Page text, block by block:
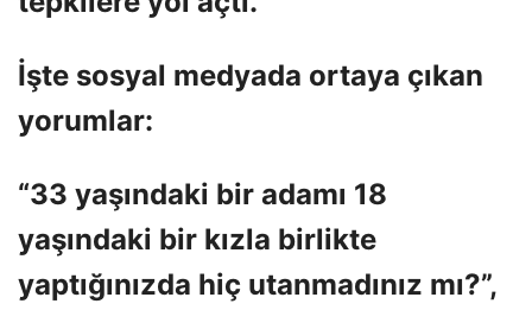
İşte sosyal medyada ortaya çıkan
yorumlar:
“33 yaşındaki bir adamı 18
yaşındaki bir kızla birlikte
yaptığınızda hiç utanmadınız mı?”,